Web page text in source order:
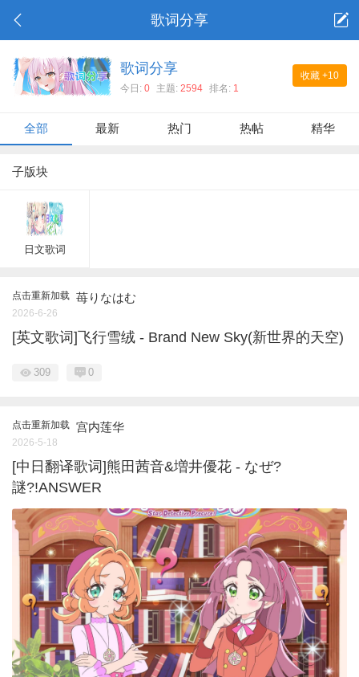
歌词分享
收藏 +10
歌词分享
今日: 0 主题: 2594 排名: 1
全部 最新 热门 热帖 精华
子版块
日文歌词
点击重新加载 苺りなはむ
2026-6-26
[英文歌词]飞行雪绒 - Brand New Sky(新世界的天空)
309 0
点击重新加载 宫内莲华
2026-5-18
[中日翻译歌词]熊田茜音&増井優花 - なぜ?
謎?!ANSWER